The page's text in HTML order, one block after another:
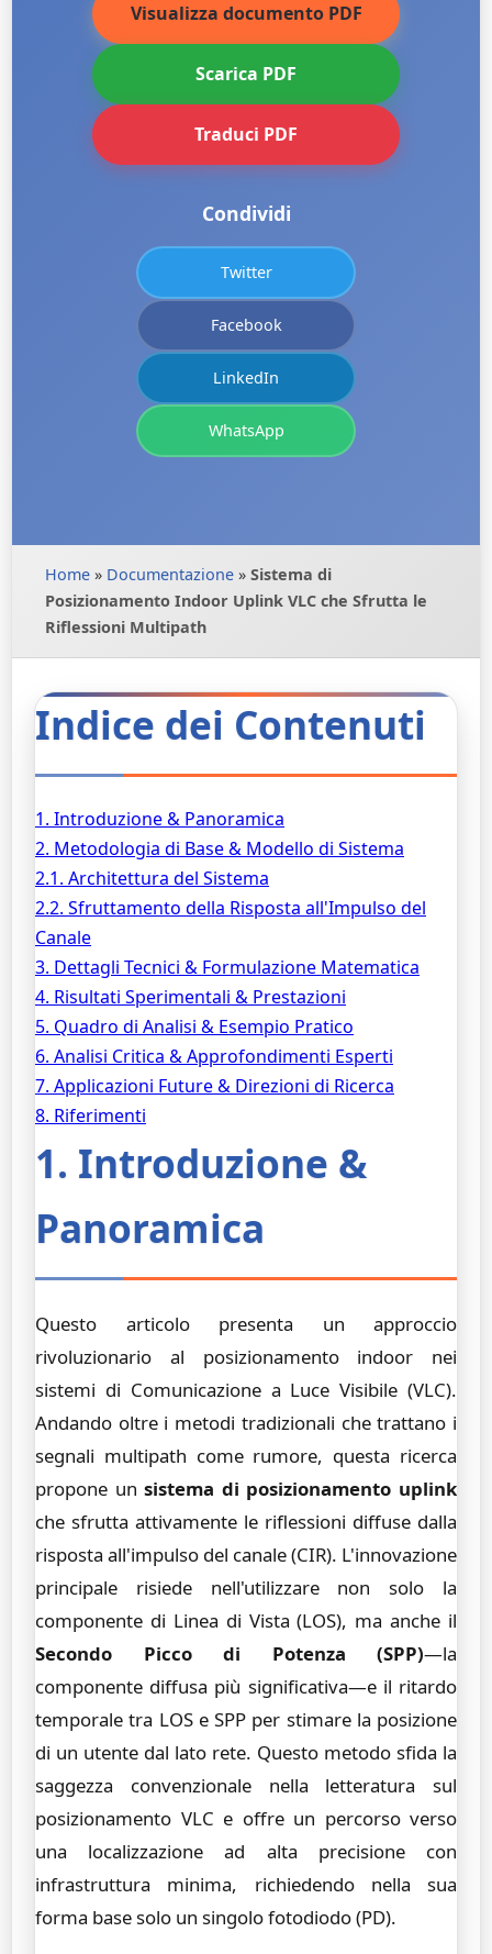
Visualizza documento PDF
Scarica PDF
Traduci PDF
Condividi
Twitter
Facebook
LinkedIn
WhatsApp
Home » Documentazione » Sistema di
Posizionamento Indoor Uplink VLC che Sfrutta le
Riflessioni Multipath
Indice dei Contenuti
1. Introduzione & Panoramica
2. Metodologia di Base & Modello di Sistema
2.1. Architettura del Sistema
2.2. Sfruttamento della Risposta all'Impulso del
Canale
3. Dettagli Tecnici & Formulazione Matematica
4. Risultati Sperimentali & Prestazioni
5. Quadro di Analisi & Esempio Pratico
6. Analisi Critica & Approfondimenti Esperti
7. Applicazioni Future & Direzioni di Ricerca
8. Riferimenti
1. Introduzione &
Panoramica
Questo articolo presenta un approccio
rivoluzionario al posizionamento indoor nei
sistemi di Comunicazione a Luce Visibile (VLC).
Andando oltre i metodi tradizionali che trattano i
segnali multipath come rumore, questa ricerca
propone unsistema di posizionamento uplink
che sfrutta attivamente le riflessioni diffuse dalla
risposta all'impulso del canale (CIR). L'innovazione
principale risiede nell'utilizzare non solo la
componente di Linea di Vista (LOS), ma anche il
Secondo Picco di Potenza (SPP)—la
componente diffusa più significativa—e il ritardo
temporale tra LOS e SPP per stimare la posizione
di un utente dal lato rete. Questo metodo sfida la
saggezza convenzionale nella letteratura sul
posizionamento VLC e offre un percorso verso
una localizzazione ad alta precisione con
infrastruttura minima, richiedendo nella sua
forma base solo un singolo fotodiodo (PD).